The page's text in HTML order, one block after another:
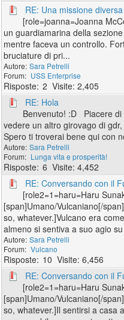
RE: Una missione
[role=joanna=Joanna
un guardiamarina della
mentre faceva un controllo.
bruciature di pri...
Sara Petrelli
USS Enterprise
2
2,405
RE: Hola
Benvenuto! :D Piacere di
vedere un altro girovago di
Spero ti troverai bene qui con
Sara Petrelli
Lunga vita e prosperità!
6
4,452
RE: Conversando con il
[role2=1=haru=Haru
[span]Umano/Vulcaniano[/
so, whatever.]Vulcano era
almeno si sentiva a suo agio
Sara Petrelli
Vulcano
10
6,456
RE: Conversando con il
[role2=1=haru=Haru
[span]Umano/Vulcaniano[/
so, whatever.]Il sentirsi a casa